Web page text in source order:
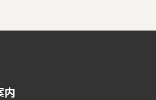
内